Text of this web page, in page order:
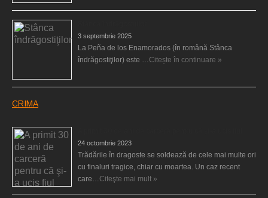
3 septembrie 2025
La Peña de los Enamorados (în română Stânca
îndrăgostiţilor) este …Citește în continuare »
CRIMA
24 octombrie 2023
Trădările în dragoste se soldează de cele mai multe ori
cu finaluri tragice, chiar cu moartea. Un caz recent
care…Citeşte mai mult »